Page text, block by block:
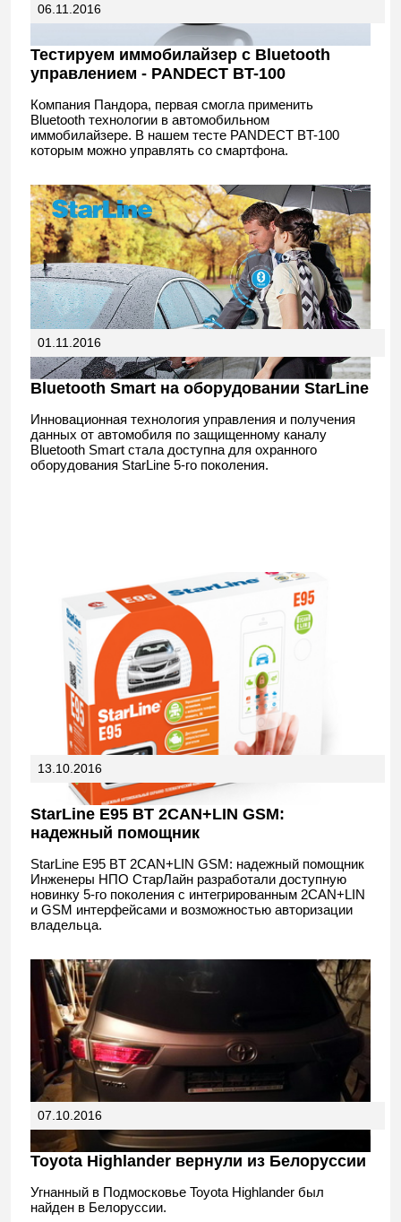
06.11.2016
Тестируем иммобилайзер с Bluetooth
управлением - PANDECT BT-100
Компания Пандора, первая смогла применить
Bluetooth технологии в автомобильном
иммобилайзере. В нашем тесте PANDECT BT-100
которым можно управлять со смартфона.
01.11.2016
Bluetooth Smart на оборудовании StarLine
Инновационная технология управления и получения
данных от автомобиля по защищенному каналу
Bluetooth Smart стала доступна для охранного
оборудования StarLine 5-го поколения.
13.10.2016
StarLine E95 BT 2CAN+LIN GSM:
надежный помощник
StarLine E95 BT 2CAN+LIN GSM: надежный помощник
Инженеры НПО СтарЛайн разработали доступную
новинку 5-го поколения с интегрированным 2CAN+LIN
и GSM интерфейсами и возможностью авторизации
владельца.
07.10.2016
Toyota Highlander вернули из Белоруссии
Угнанный в Подмосковье Toyota Highlander был
найден в Белоруссии.